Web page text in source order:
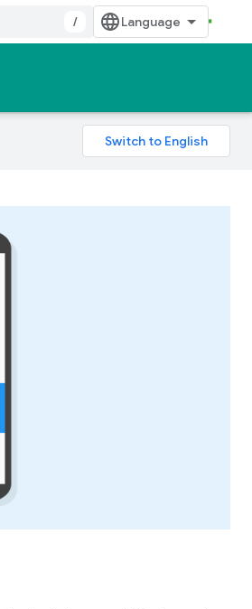
/